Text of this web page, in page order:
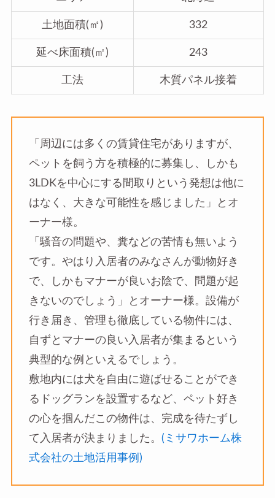
土地面積(㎡) 332
延べ床面積(㎡) 243
工法 木質パネル接着
「周辺には多くの賃貸住宅がありますが、
ペットを飼う方を積極的に募集し、しかも
3LDKを中心にする間取りという発想は他に
はなく、大きな可能性を感じました」とオ
ーナー様。
「騒音の問題や、糞などの苦情も無いよう
です。やはり入居者のみなさんが動物好き
で、しかもマナーが良いお陰で、問題が起
きないのでしょう」とオーナー様。設備が
行き届き、管理も徹底している物件には、
自ずとマナーの良い入居者が集まるという
典型的な例といえるでしょう。
敷地内には犬を自由に遊ばせることができ
るドッグランを設置するなど、ペット好き
の心を掴んだこの物件は、完成を待たずし
て入居者が決まりました。 (ミサワホーム株
式会社の土地活用事例)